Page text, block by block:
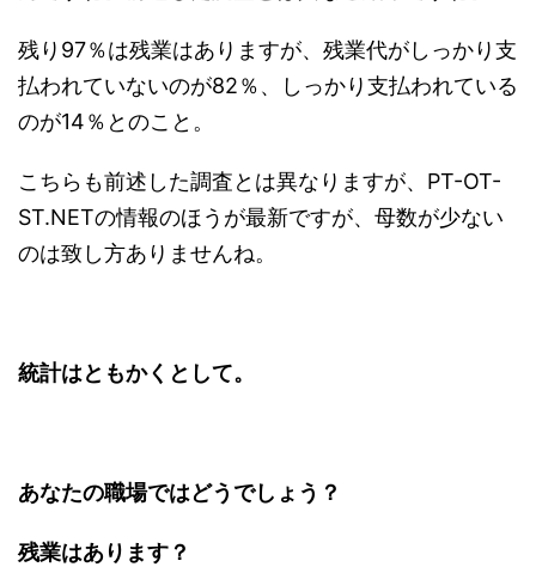
残り97％は残業はありますが、残業代がしっかり支
払われていないのが82％、しっかり支払われている
のが14％とのこと。
こちらも前述した調査とは異なりますが、PT-OT-
ST.NETの情報のほうが最新ですが、母数が少ない
のは致し方ありませんね。
統計はともかくとして。
あなたの職場ではどうでしょう？
残業はあります？